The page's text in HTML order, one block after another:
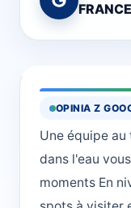
OPINIA Z
Une équipe
dans l'eau
moments En